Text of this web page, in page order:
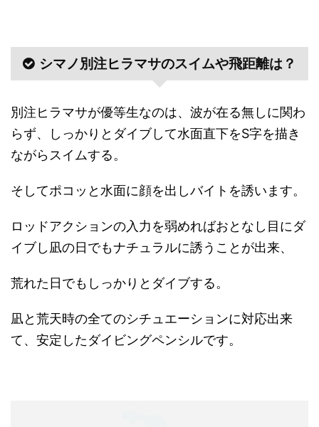
シマノ別注ヒラマサのスイムや飛距離は？
別注ヒラマサが優等生なのは、波が在る無しに関わ
らず、しっかりとダイブして水面直下をS字を描き
ながらスイムする。
そしてポコッと水面に顔を出しバイトを誘います。
ロッドアクションの入力を弱めればおとなし目にダ
イブし凪の日でもナチュラルに誘うことが出来、
荒れた日でもしっかりとダイブする。
凪と荒天時の全てのシチュエーションに対応出来
て、安定したダイビングペンシルです。